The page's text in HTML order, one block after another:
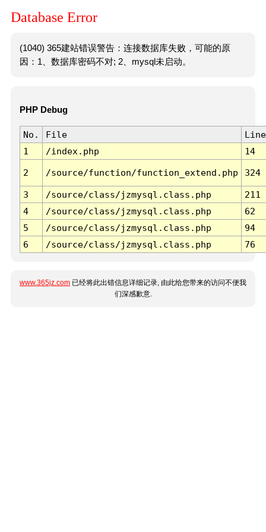
Database Error
(1040) 365建站错误警告：连接数据库失败，可能的原
因：1、数据库密码不对; 2、mysql未启动。
PHP Debug
No. File
Line
1
/index.php 14
2 /source/function/function_extend.php 324
3 /source/class/jzmysql.class.php
211
4
/source/class/jzmysql.class.php
62
5
/source/class/jzmysql.class.php
94
6
/source/class/jzmysql.class.php 76
www.365jz.com 已经将此出错信息详细记录, 由此给您带来的访问不便我
们深感歉意.